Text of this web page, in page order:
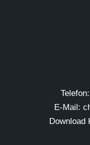
E-Mail:
Download